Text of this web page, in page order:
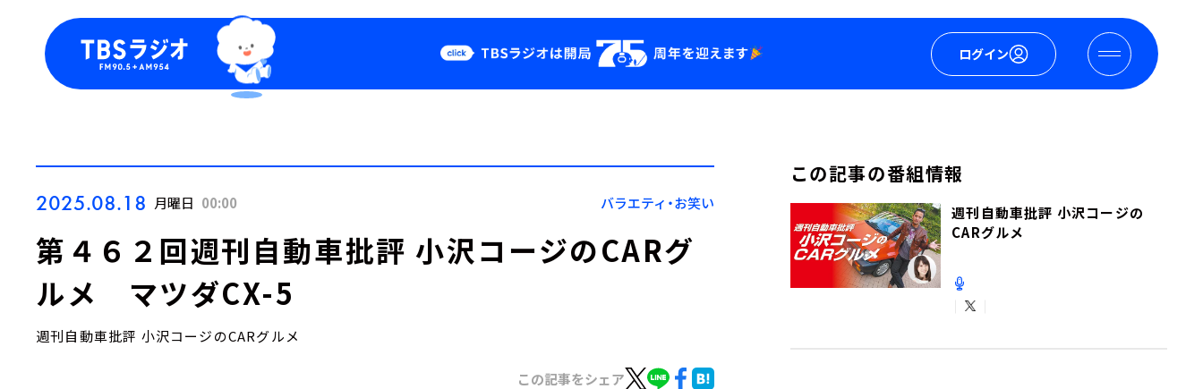
ログイン
Podcast
YouTube
会社情報
2025.08.18 月曜日 00:00 バラエティ・お笑い
第４６２回週刊自動車批評 小沢コージのCARグ
ルメ マツダCX-5
週刊自動車批評 小沢コージのCARグルメ
この記事をシェア
この記事の番組情報
週刊自動車批評 小沢コージの
CARグルメ